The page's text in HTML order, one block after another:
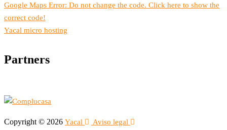
Google Maps Error: Do not change the code. Click here to show the
correct code!
Yacal micro hosting
Partners
Copyright © 2026 Yacal Aviso legal